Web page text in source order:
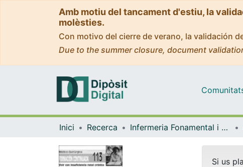
Amb motiu del tancament d'estiu, la
molèsties.
Con motivo del cierre de verano, la validación
Due to the summer closure, document
Inici Recerca Infermeria Fonamental i Clínica
Si us